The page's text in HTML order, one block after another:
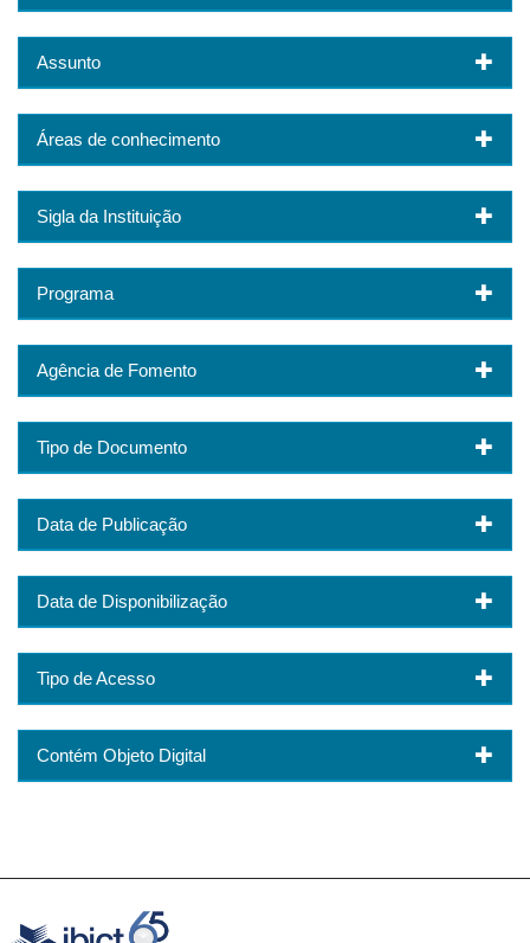
Assunto
Áreas de conhecimento
Sigla da Instituição
Programa
Agência de Fomento
Tipo de Documento
Data de Publicação
Data de Disponibilização
Tipo de Acesso
Contém Objeto Digital